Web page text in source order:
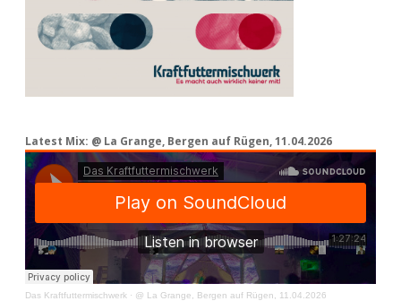
Latest Mix: @ La Grange, Bergen auf Rügen, 11.04.2026
Das Kraftfuttermischwerk · @ La Grange, Bergen auf Rügen, 11.04.2026